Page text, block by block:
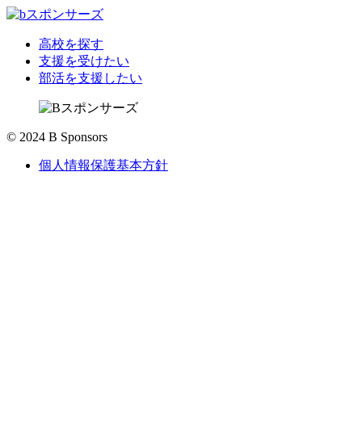
高校を探す
支援を受けたい
部活を支援したい
© 2024 B Sponsors
個人情報保護基本方針